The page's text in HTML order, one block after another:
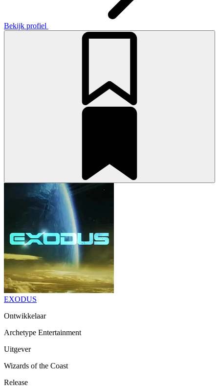
Bekijk profiel
EXODUS
Ontwikkelaar
Archetype Entertainment
Uitgever
Wizards of the Coast
Release